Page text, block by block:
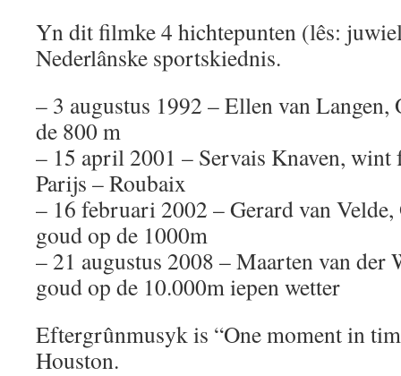
Yn dit filmke 4 hichtepunten (lês:
Nederlânske sportskiednis.
– 3 augustus 1992 – Ellen van Langen,
de 800 m
– 15 april 2001 – Servais Knaven, wint
Parijs – Roubaix
– 16 februari 2002 – Gerard van
goud op de 1000m
– 21 augustus 2008 – Maarten van der
goud op de 10.000m iepen wetter
Eftergrûnmusyk is “One moment in
Houston.